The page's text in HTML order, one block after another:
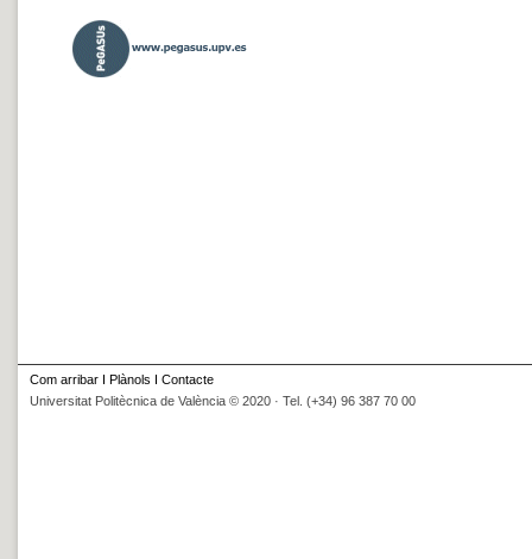
Com arribar I Plànols I Contacte
Universitat Politècnica de València © 2020 · Tel. (+34) 96 387 70 00